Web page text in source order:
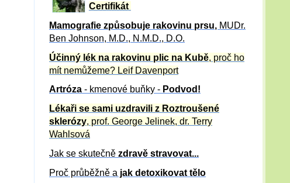
Certifikát
Mamografie způsobuje rakovinu prsu, MUDr.
Ben Johnson, M.D., N.M.D., D.O.
Účinný lék na rakovinu plic na Kubě, proč ho
mít nemůžeme? Leif Davenport
Artróza - kmenové buňky - Podvod!
Lékaři se sami uzdravili z Roztroušené
sklerózy, prof. George Jelinek, dr. Terry
Wahlsová
Jak se skutečně zdravě stravovat...
Proč průběžně a jak detoxikovat tělo